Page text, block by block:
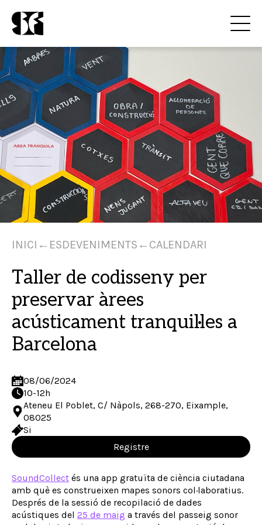
INICI ← ESDEVENIMENTS ← CALENDARI
Taller de codisseny per
preservar àrees
acústicament tranquil·les a
Barcelona
08/06/2024
10-12h
Ateneu El Poblet, C/ Nàpols, 268-270, Eixample,
08025
Si
Registre
SoundCollect és una app gratuïta de ciència ciutadana
amb què es construeixen mapes sonors col·laboratius.
Després de la sessió de recopilació de dades
acústiques del 25 de maig a través del passeig sonor